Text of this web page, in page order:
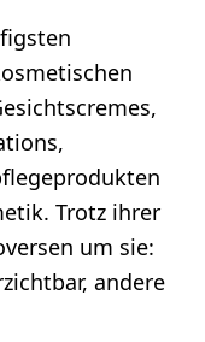
Trotz ihrer
um sie:
andere